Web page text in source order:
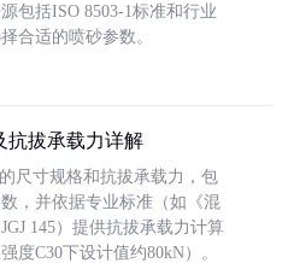
包括ISO 8503-1标准和行业
合适的喷砂参数。
抗拔承载力详解
尺寸规格和抗拔承载力，包
，并依据专业标准（如《混
145）提供抗拔承载力计算
度C30下设计值约80kN）。